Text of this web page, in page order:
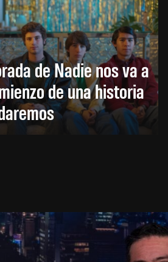
de Nadie nos va a
de una historia